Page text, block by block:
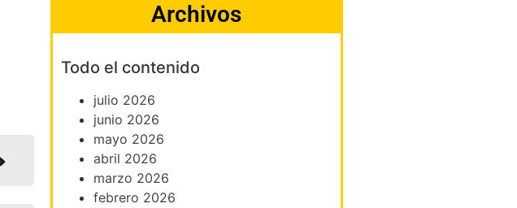
Archivos
Todo el contenido
julio 2026
junio 2026
mayo 2026
abril 2026
marzo 2026
febrero 2026